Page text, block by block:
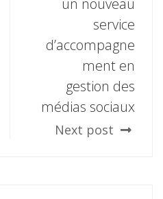
un nouveau
service
d’accompagne
ment en
gestion des
médias sociaux
Next post